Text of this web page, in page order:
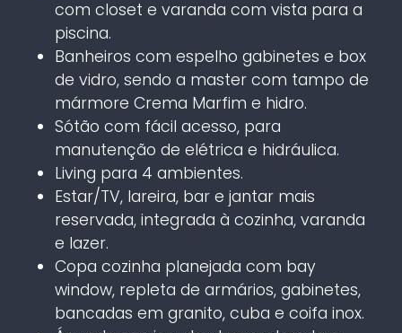
com closet e varanda com vista para a
piscina.
Banheiros com espelho gabinetes e box
de vidro, sendo a master com tampo de
mármore Crema Marfim e hidro.
Sótão com fácil acesso, para
manutenção de elétrica e hidráulica.
Living para 4 ambientes.
Estar/TV, lareira, bar e jantar mais
reservada, integrada à cozinha, varanda
e lazer.
Copa cozinha planejada com bay
window, repleta de armários, gabinetes,
bancadas em granito, cuba e coifa inox.